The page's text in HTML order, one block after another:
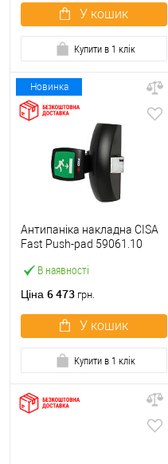
У кошик
Купити в 1 клік
Новинка
В наявності
Антипаніка накладна CISA
Fast Push-pad 59061.10
Ціна 6 473 грн.
У кошик
Купити в 1 клік